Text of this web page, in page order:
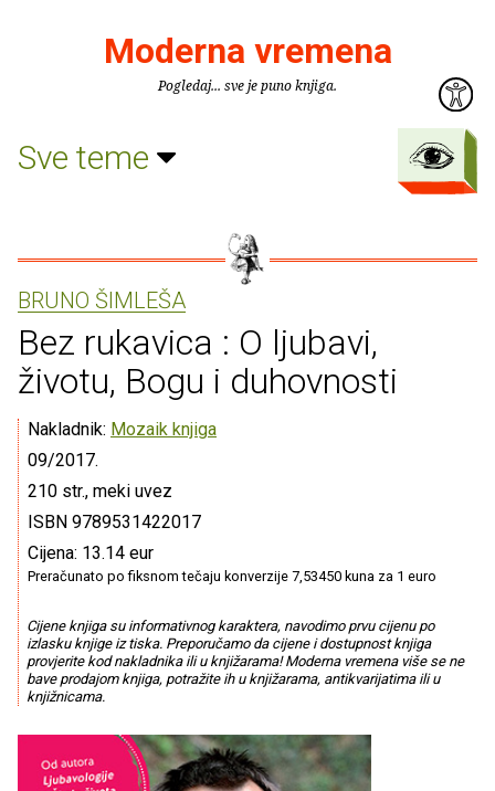
Moderna vremena
Pogledaj... sve je puno knjiga.
Sve teme
BRUNO ŠIMLEŠA
Bez rukavica : O ljubavi,
životu, Bogu i duhovnosti
Nakladnik: Mozaik knjiga
09/2017.
210 str., meki uvez
ISBN 9789531422017
Cijena: 13.14 eur
Preračunato po fiksnom tečaju konverzije 7,53450 kuna za 1 euro
Cijene knjiga su informativnog karaktera, navodimo prvu cijenu po
izlasku knjige iz tiska. Preporučamo da cijene i dostupnost knjiga
provjerite kod nakladnika ili u knjižarama! Moderna vremena više se ne
bave prodajom knjiga, potražite ih u knjižarama, antikvarijatima ili u
knjižnicama.